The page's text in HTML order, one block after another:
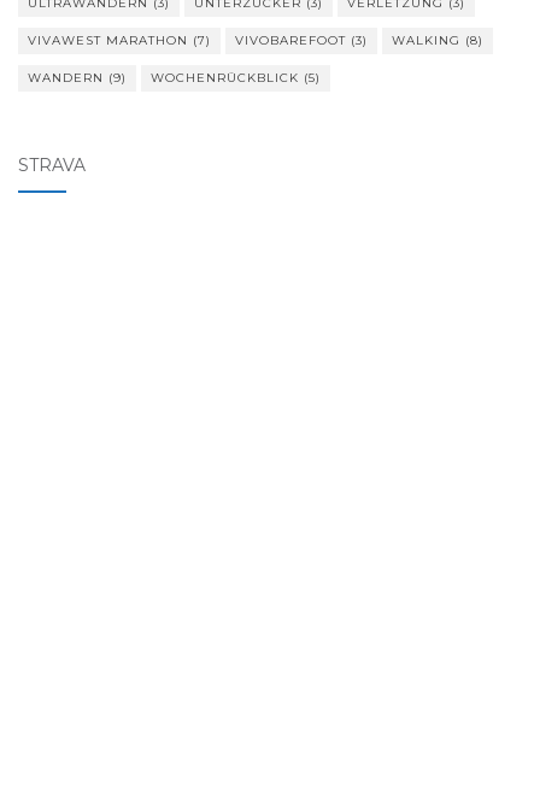
VIVAWEST MARATHON (7) VIVOBAREFOOT (3) WALKING (8)
WANDERN (9) WOCHENRÜCKBLICK (5)
STRAVA